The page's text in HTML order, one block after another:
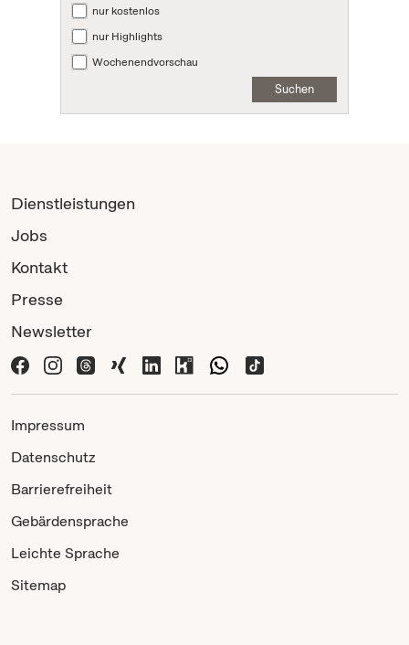
nur kostenlos
nur Highlights
Wochenendvorschau
Suchen
Dienstleistungen
Jobs
Kontakt
Presse
Newsletter
Impressum
Datenschutz
Barrierefreiheit
Gebärdensprache
Leichte Sprache
Sitemap